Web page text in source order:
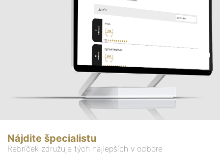
Nájdite špecialistu
Rebríček združuje tých najlepších v odbore